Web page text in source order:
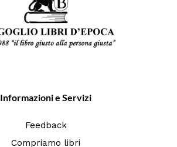
Informazioni e Servizi
Feedback
Compriamo libri